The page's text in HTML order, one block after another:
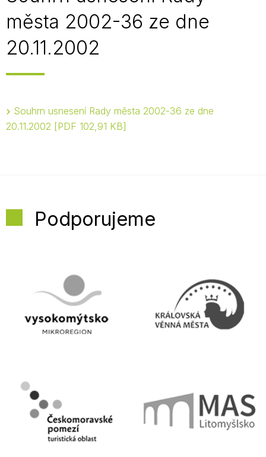
města 2002-36 ze dne
20.11.2002
Souhrn usnesení Rady města 2002-36 ze dne
20.11.2002
PDF 102,91 KB
Podporujeme